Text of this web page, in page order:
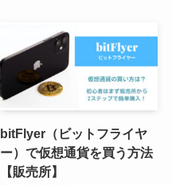
bitFlyer（ビットフライヤ
ー）で仮想通貨を買う方法
【販売所】